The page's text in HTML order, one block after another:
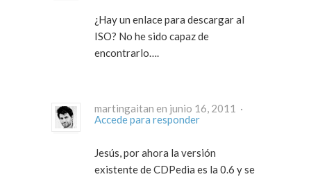
¿Hay un enlace para descargar al
ISO? No he sido capaz de
encontrarlo….
martingaitan en junio 16, 2011 ·
Accede para responder
Jesús, por ahora la versión
existente de CDPedia es la 0.6 y se